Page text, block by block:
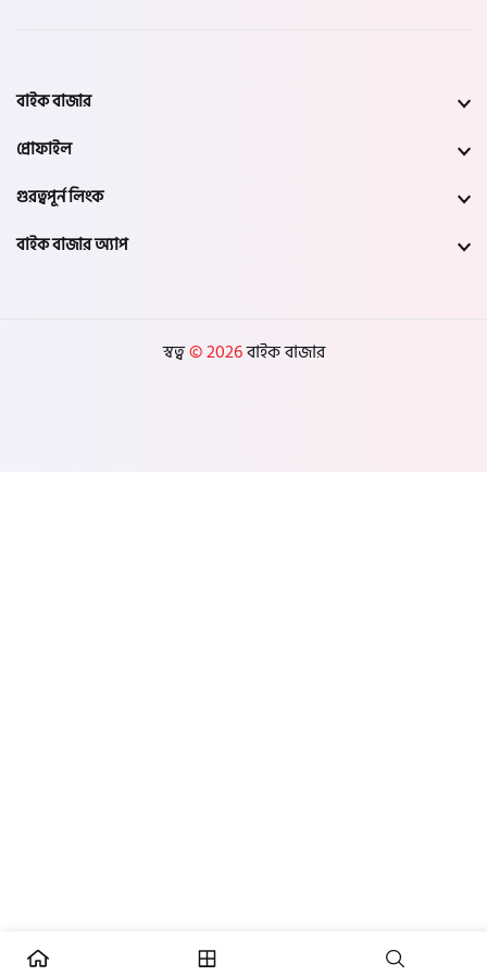
বাইক বাজার
প্রোফাইল
গুরত্বপূর্ন লিংক
বাইক বাজার অ্যাপ
স্বত্ব© 2026বাইক বাজার